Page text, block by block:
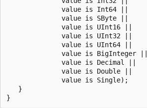
              value is Int64 ||
              value is SByte ||
              value is UInt16 ||
              value is UInt32 ||
              value is UInt64 ||
              value is BigInteger ||
              value is Decimal ||
              value is Double ||
              value is Single);
   }